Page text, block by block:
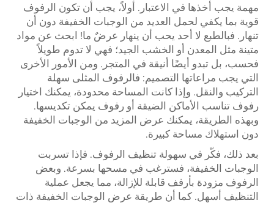
مهمة يجب أخذها في الاعتبار. أولاً، يجب أن تكون الرفوف
قوية بما يكفي لحمل العديد من الوجبات الخفيفة دون أن
تنهار. فبالطبع لا أحد يحب أن ينهار عرضٌ ما! ابحث عن مواد
متينة مثل المعدن أو الخشب الجيد؛ فهي لا تدوم طويلاً
فحسب، بل تبدو أيضًا أنيقة في المتجر. ومن الأمور الأخرى
التي يجب مراعاتها التصميم: فالرفوف المثلى سهلة
التركيب والنقل. وإذا كانت المساحة محدودة، يمكنك اختيار
رفوف تناسب الأماكن الضيقة أو رفوف يمكن تكديسها.
وبهذه الطريقة، يمكنك عرض المزيد من الوجبات الخفيفة
دون استهلاك مساحة كبيرة.
بعد ذلك، فكّر في سهولة تنظيف الرفوف. فإذا تسربت
الوجبات الخفيفة، فسترغب في مسحها بسرعة. وبعض
الرفوف مزودة بأرفف قابلة للإزالة، مما يجعل عملية
التنظيف أسهل. كما أن طريقة عرض الوجبات الخفيفة ذات